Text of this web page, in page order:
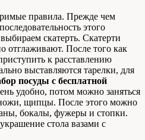
правила. Прежде чем
этого
скатерть. Скатерти
отглаживают. После того как
к расставлению
выставляются тарелки, для
посуды с бесплатной
удобно, потом можно заняться
щипцы. После этого можно
бокалы, фужеры и стопки.
стола вазами с